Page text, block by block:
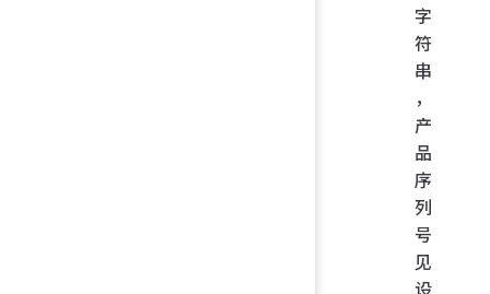
字
符
串
，
产
品
序
列
号
见
设